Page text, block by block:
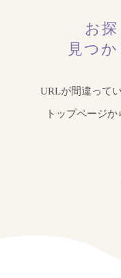
お
見つ
URLが間違って
トップページ